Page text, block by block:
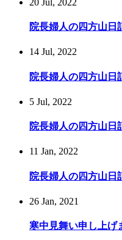
院長婦人の四方山日
14 Jul, 2022
院長婦人の四方山日
5 Jul, 2022
院長婦人の四方山日
11 Jan, 2022
院長婦人の四方山日
26 Jan, 2021
寒中見舞い申し上げ